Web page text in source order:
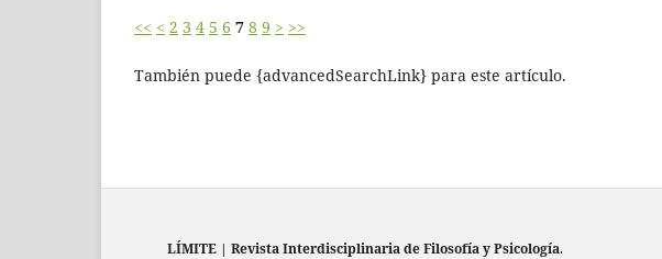
<< < 2 3 4 5 6 7 8 9 > >>
También puede {advancedSearchLink} para este artículo.
LÍMITE | Revista Interdisciplinaria de Filosofía y Psicología.